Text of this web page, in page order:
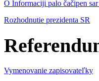
O Informaciji palo čačipen
Rozhodnutie prezidenta SR
Vymenovanie zapisovateľky